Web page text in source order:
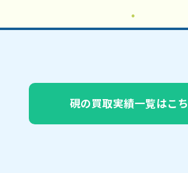
硯の買取実績一覧はこ